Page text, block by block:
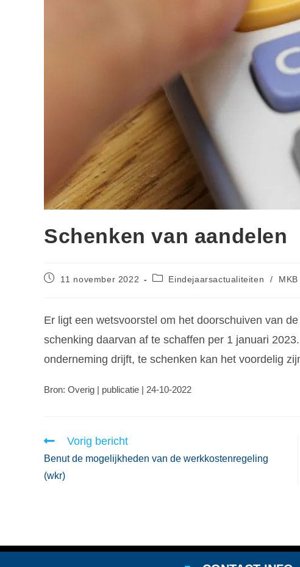
Schenken van aandelen
11 november 2022 Eindejaarsactualiteiten / MKB
Er ligt een wetsvoorstel om het doorschuiven van
schenking daarvan af te schaffen per 1 januari
onderneming drijft, te schenken kan het voordelig
Bron: Overig | publicatie | 24-10-2022
Vorig bericht
Benut de mogelijkheden van de werkkostenregeling
(wkr)